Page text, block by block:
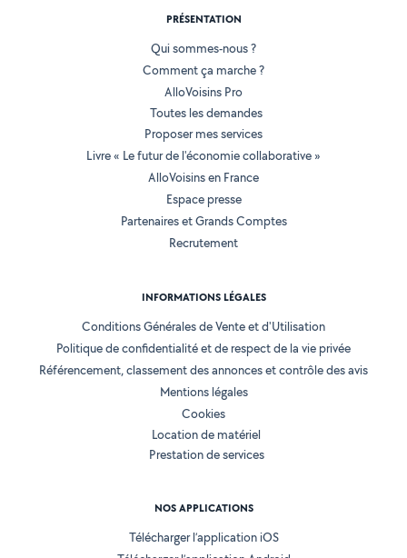
PRÉSENTATION
Qui sommes-nous ?
Comment ça marche ?
AlloVoisins Pro
Toutes les demandes
Proposer mes services
Livre « Le futur de l'économie collaborative »
AlloVoisins en France
Espace presse
Partenaires et Grands Comptes
Recrutement
INFORMATIONS LÉGALES
Conditions Générales de Vente et d'Utilisation
Politique de confidentialité et de respect de la vie privée
Référencement, classement des annonces et contrôle des avis
Mentions légales
Cookies
Location de matériel
Prestation de services
NOS APPLICATIONS
Télécharger l’application iOS